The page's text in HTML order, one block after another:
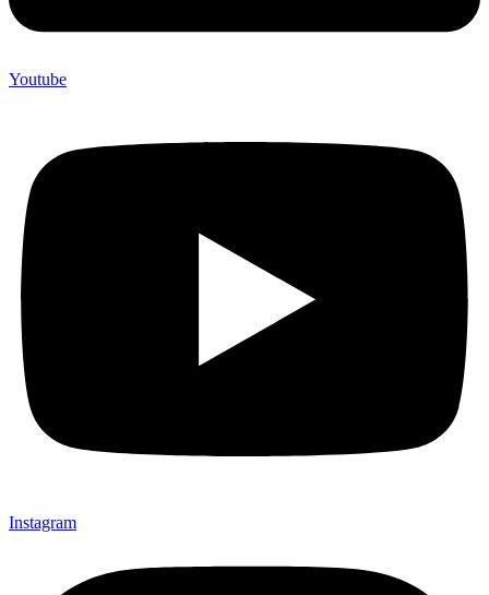
Youtube
Instagram